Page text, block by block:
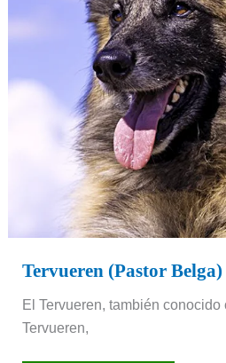
Tervueren (Pastor Belga)
El Tervueren, también
Tervueren,